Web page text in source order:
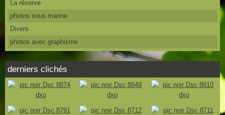
La réserve
photos sous marine
Divers
photos avec graphisme
derniers clichés